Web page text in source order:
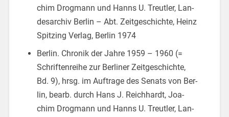
chim Drog­mann und Hanns U. Treut­ler, Lan­
des­ar­chiv Ber­lin – Abt. Zeit­ge­schich­te, Heinz
Spit­zing Ver­lag, Ber­lin 1974
Ber­lin. Chro­nik der Jahre 1959 – 1960 (=
Schrif­ten­rei­he zur Ber­li­ner Zeit­ge­schich­te,
Bd. 9), hrsg. im Auf­tra­ge des Se­nats von Ber­
lin, bearb. durch Hans J. Reich­hardt, Joa­
chim Drog­mann und Hanns U. Treut­ler, Lan­